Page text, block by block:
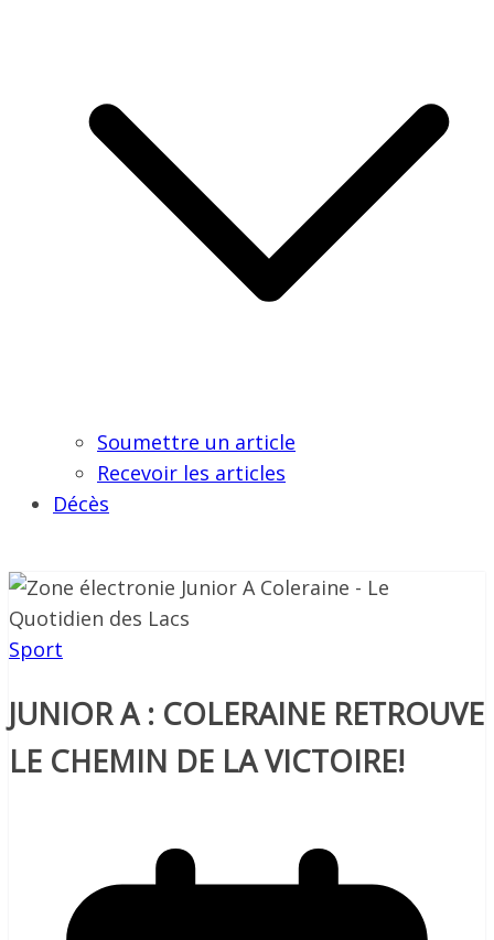
Soumettre un article
Recevoir les articles
Décès
Sport
JUNIOR A : COLERAINE RETROUVE
LE CHEMIN DE LA VICTOIRE!